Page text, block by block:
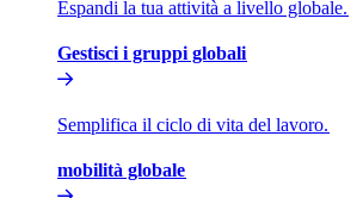
Espandi la tua attività a livello globale.​​
Gestisci i gruppi globali​​
Semplifica il ciclo di vita del lavoro.​​
mobilità globale​​